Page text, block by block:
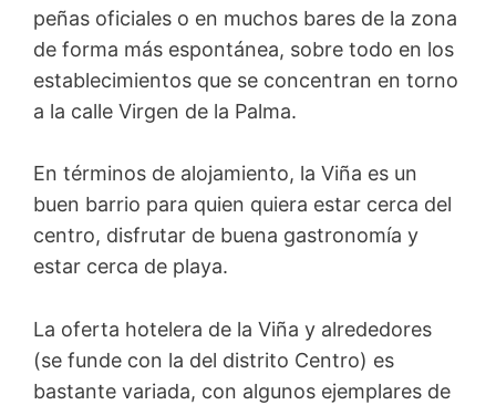
peñas oficiales o en muchos bares de la zona
de forma más espontánea, sobre todo en los
establecimientos que se concentran en torno
a la calle Virgen de la Palma.
En términos de alojamiento, la Viña es un
buen barrio para quien quiera estar cerca del
centro, disfrutar de buena gastronomía y
estar cerca de playa.
La oferta hotelera de la Viña y alrededores
(se funde con la del distrito Centro) es
bastante variada, con algunos ejemplares de